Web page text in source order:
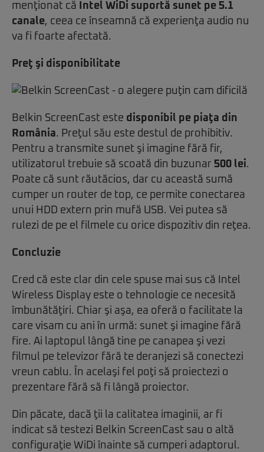
menţionat că
Intel WiDi suportă sunet pe 5.1
canale, ceea ce înseamnă că experienţa audio nu
va fi foarte afectată.
Preţ şi disponibilitate
Belkin ScreenCast este disponibil pe piaţa din
România. Preţul său este destul de prohibitiv.
Pentru a transmite sunet şi imagine fără fir,
utilizatorul trebuie să scoată din buzunar 500 lei.
Poate că sunt răutăcios, dar cu această sumă
cumper un router de top, ce permite conectarea
unui HDD extern prin mufă USB. Vei putea să
rulezi de pe el filmele cu orice dispozitiv din reţea.
Concluzie
Cred că este clar din cele spuse mai sus că Intel
Wireless Display este o tehnologie ce necesită
îmbunătăţiri. Chiar şi aşa, ea oferă o facilitate la
care visam cu ani în urmă: sunet şi imagine fără
fire. Ai laptopul lângă tine pe canapea şi vezi
filmul pe televizor fără te deranjezi să conectezi
vreun cablu. În acelaşi fel poţi să proiectezi o
prezentare fără să fi lângă proiector.
Din păcate, dacă ţii la calitatea imaginii, ar fi
indicat să testezi Belkin ScreenCast sau o altă
configuraţie WiDi înainte să cumperi adaptorul.